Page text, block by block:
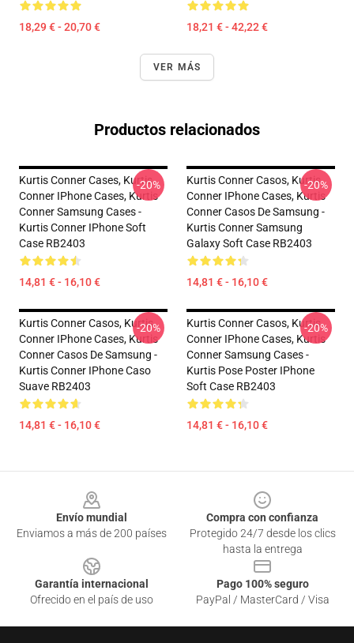
18,29 € - 20,70 € 18,21 € - 42,22 €
VER MÁS
Productos relacionados
Kurtis Conner Cases, Kurtis
Conner IPhone Cases, Kurtis
Conner Samsung Cases -
Kurtis Conner IPhone Soft
Case RB2403
14,81 € - 16,10 €
-20%
Kurtis Conner Casos, Kurtis
Conner IPhone Cases, Kurtis
Conner Casos De Samsung -
Kurtis Conner Samsung
Galaxy Soft Case RB2403
14,81 € - 16,10 €
-20%
Kurtis Conner Casos, Kurtis
Conner IPhone Cases, Kurtis
Conner Casos De Samsung -
Kurtis Conner IPhone Caso
Suave RB2403
14,81 € - 16,10 €
-20%
Kurtis Conner Casos, Kurtis
Conner IPhone Cases, Kurtis
Conner Samsung Cases -
Kurtis Pose Poster IPhone
Soft Case RB2403
14,81 € - 16,10 €
-20%
Envío mundial
Enviamos a más de 200 países
Compra con confianza
Protegido 24/7 desde los clics
hasta la entrega
Garantía internacional
Ofrecido en el país de uso
Pago 100% seguro
PayPal / MasterCard / Visa